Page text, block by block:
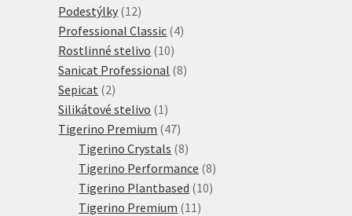
produkty
Podestýlky 1212
produktů
Professional Classic 44
Rostlinné stelivo 1010
produktů
Sanicat Professional 88
Sepicat 22
produkty
Silikátové stelivo 1 1
produkt
Tigerino Premium 4747
produktů
Tigerino Crystals 88
produktů
Tigerino Performance 88
produktů
Tigerino Plantbased 1010
Tigerino Premium 11 11